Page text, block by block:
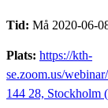
Tid: Må 2020-06-
Plats: https://kth-
se.zoom.us/
144 28, Stockholm